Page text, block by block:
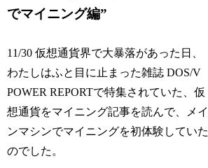
でマイニング編”
11/30 仮想通貨界で大暴落があった日、
わたしはふと目に止まった雑誌 DOS/V
POWER REPORTで特集されていた、仮
想通貨をマイニング記事を読んで、メイ
ンマシンでマイニングを初体験していた
のでした。